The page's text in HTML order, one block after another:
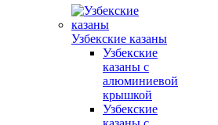
Узбекские казаны
Узбекские
казаны с
алюминиевой
крышкой
Узбекские